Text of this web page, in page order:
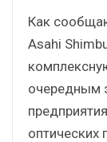
Как
Asahi
очередным
оптических